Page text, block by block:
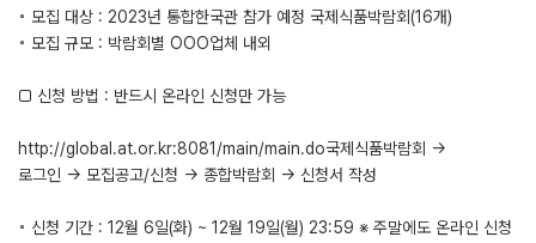
◦ 모집 대상 : 2023년 통합한국관 참가 예정 국제식품박람회(16개)
◦ 모집 규모 : 박람회별 OOO업체 내외
□ 신청 방법 : 반드시 온라인 신청만 가능
http://global.at.or.kr:8081/main/main.do국제식품박람회 →
로그인 → 모집공고/신청 → 종합박람회 → 신청서 작성
◦ 신청 기간 : 12월 6일(화) ~ 12월 19일(월) 23:59 ※ 주말에도 온라인 신청